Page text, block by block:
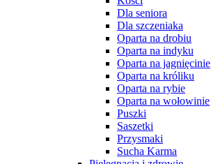
Dla seniora
Dla szczeniaka
Oparta na drobiu
Oparta na indyku
Oparta na jagnięcinie
Oparta na króliku
Oparta na rybie
Oparta na wołowinie
Puszki
Saszetki
Przysmaki
Sucha Karma